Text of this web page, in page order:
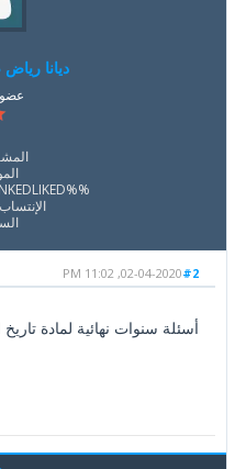
ديانا
%%TYL_NUMTHANKEDLIKED%%
الإنتساب : Apr 2020
#2
02-04-2020, 11:02 PM
أسئلة سنوات نهائية لمادة تاريخ